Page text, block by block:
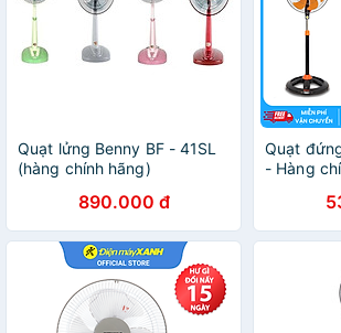
Quạt lửng Benny BF - 41SL
(hàng chính hãng)
890.000 đ
Quạt
- Hàng